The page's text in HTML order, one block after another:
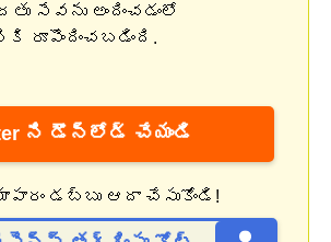
సేవను అందించడంలో
ని డౌన్‌లోడ్ చేయండి
డబ్బు ఆదా చేసుకోండి!